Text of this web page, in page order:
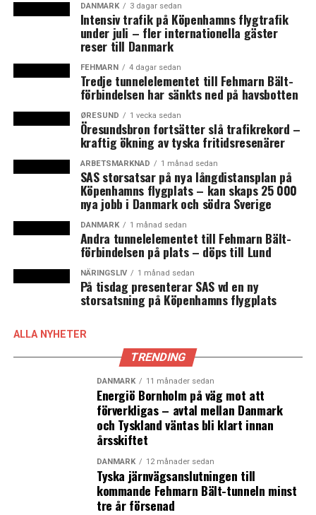
redan var uppe i 300 miljoner euro. Så är det inte.
Enbart tågpassagerarnas utökade restider med
Öresundståg mellan Danmark och Sverige beroende på
ID- och gränskontrollerna beräknas uppgå till minst 50
miljoner danska kronor per år när förlorad restid
omräknas till pengar. Det visar analyser från Kraka och
Øresundsinstituttet
Danska tankesmedjanKrakaräknar i sin analys enbart
med tågpendlare och räknar på den minsta möjliga
förseningen på 10 minuter vid stationen vid
Köpenhamns flygplats i Kastrup och menar att
merkostnaden stannar vid knappt 50 miljoner danska
kronor på årsbasis. Øresundsinstitutteträknar in den
utökade restiden för samtliga tågresenärer över
Öresund och tar även med förseningarna som uppstår i
Hyllie och vid Malmö Central samt passagerarnas
resmål och kommer då fram till en merkostnad på 0,5
miljoner danska kronor per dag i bästa scenariot och 1,1
miljoner per dag om alla skulle drabbas av största
möjliga försening. I dagsläget ser utfallet ut att hamna
närmare den lägre kostnadsnivån.
Försenade Öresundståg tvingas köra förbi Kastrup –
problem för flygpassagerare
Samtliga 33 skånska kommuner har gått med i Greater
DANMARK 3 dagar sedan
Intensiv trafik på Köpenhamns flygtrafik
under juli – fler internationella gäster
reser till Danmark
FEHMARN 4 dagar sedan
Tredje tunnelelementet till Fehmarn Bält-
förbindelsen har sänkts ned på havsbotten
ØRESUND 1 vecka sedan
Öresundsbron fortsätter slå trafikrekord –
kraftig ökning av tyska fritidsresenärer
ARBETSMARKNAD 1 månad sedan
SAS storsatsar på nya långdistansplan på
Köpenhamns flygplats – kan skaps 25 000
nya jobb i Danmark och södra Sverige
DANMARK 1 månad sedan
Andra tunnelelementet till Fehmarn Bält-
förbindelsen på plats – döps till Lund
NÄRINGSLIV 1 månad sedan
På tisdag presenterar SAS vd en ny
storsatsning på Köpenhamns flygplats
ALLA NYHETER
TRENDING
DANMARK 11 månader sedan
Energiö Bornholm på väg mot att
förverkligas – avtal mellan Danmark
och Tyskland väntas bli klart innan
årsskiftet
DANMARK 12 månader sedan
Tyska järnvägsanslutningen till
kommande Fehmarn Bält-tunneln minst
tre år försenad